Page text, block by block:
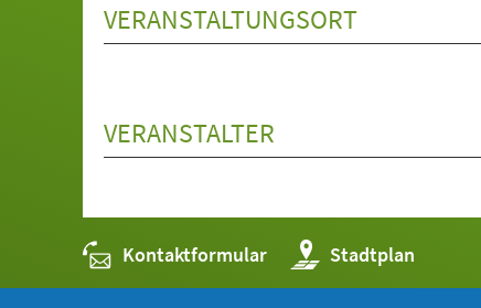
VERANSTALTUNGSORT
VERANSTALTER
Kontaktformular Stadtplan
(Öffnet
in
einem